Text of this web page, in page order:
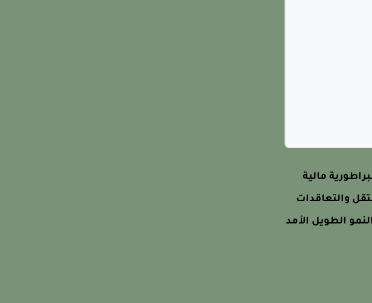
مالية
والتعاقدات
الطويل الأمد